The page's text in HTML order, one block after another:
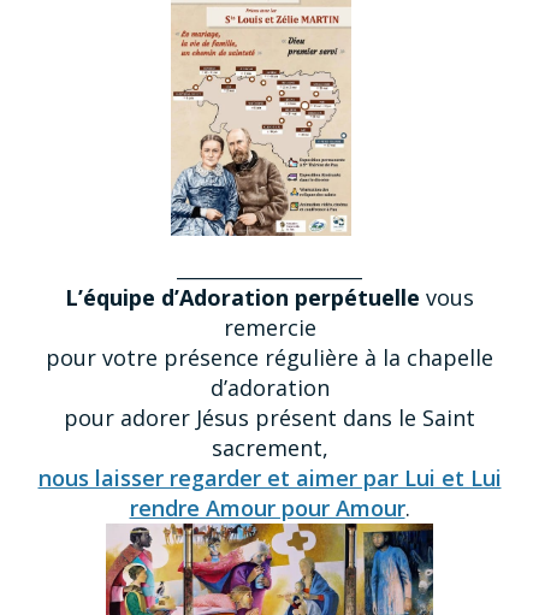
L’équipe d’Adoration perpétuelle vous
remercie
pour votre présence régulière à la chapelle
d’adoration
pour adorer Jésus présent dans le Saint
sacrement,
nous laisser regarder et aimer par Lui et Lui
rendre Amour pour Amour.